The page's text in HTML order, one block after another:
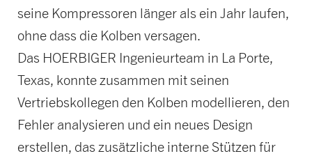
seine Kompressoren länger als ein Jahr laufen,
ohne dass die Kolben versagen.
Das HOERBIGER Ingenieurteam in La Porte,
Texas, konnte zusammen mit seinen
Vertriebskollegen den Kolben modellieren, den
Fehler analysieren und ein neues Design
erstellen, das zusätzliche interne Stützen für